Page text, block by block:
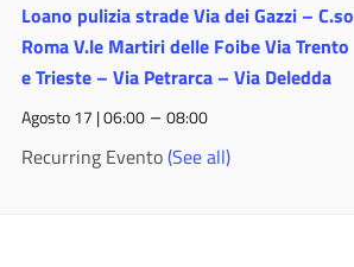
Loano pulizia strade Via dei Gazzi – C.so
Roma V.le Martiri delle Foibe Via Trento
e Trieste – Via Petrarca – Via Deledda
Agosto 17 | 06:00– 08:00
Recurring Evento(See all)